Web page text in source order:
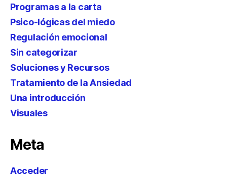
Programas a la carta
Psico-lógicas del miedo
Regulación emocional
Sin categorizar
Soluciones y Recursos
Tratamiento de la Ansiedad
Una introducción
Visuales
Meta
Acceder